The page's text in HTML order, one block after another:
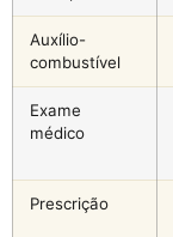
Auxílio-
combustível
Exame
médico
Prescrição